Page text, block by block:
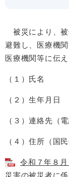
被災により、被
避難し、医療機
医療機関等に伝
（１）氏名
（２）生年月日
（３）連絡先（
（４）住所（国
令和７年８
災害の被災者に